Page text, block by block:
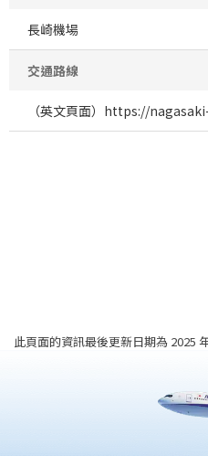
長崎機場
交通路線
（英文頁面） https://
此頁面的資訊最後更新日期為 2025